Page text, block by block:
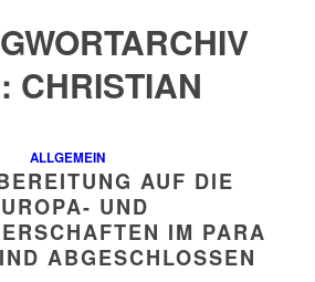
CHRISTIAN
ALLGEMEIN
AUF DIE
UND
IM PARA
ABGESCHLOSSEN